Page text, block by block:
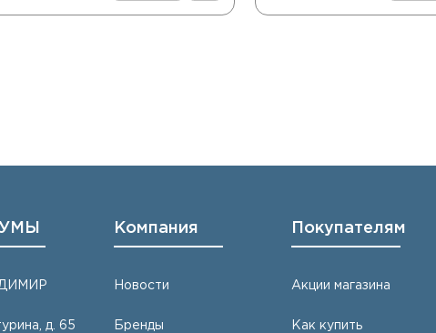
д. 65
Компания
Новости
Бренды
Покупателям
Акции магазина
Как купить